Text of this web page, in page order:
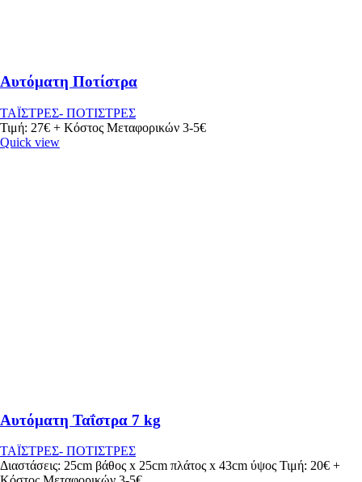
Αυτόματη Ποτίστρα
ΤΑΪΣΤΡΕΣ- ΠΟΤΙΣΤΡΕΣ
Τιμή: 27€ + Κόστος Μεταφορικών 3-5€
Quick view
Αυτόματη Ταΐστρα 7 kg
ΤΑΪΣΤΡΕΣ- ΠΟΤΙΣΤΡΕΣ
Διαστάσεις: 25cm βάθος x 25cm πλάτος x 43cm ύψος Τιμή: 20€ +